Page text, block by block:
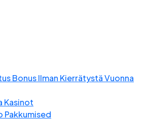
Bonus Ilman Kierrätystä Vuonna
Kasinot
Pakkumised